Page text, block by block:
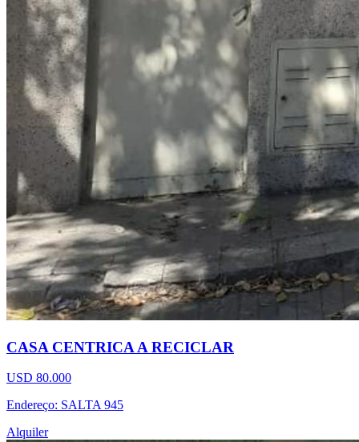
CASA CENTRICA A RECICLAR
USD 80.000
Endereço: SALTA 945
Alquiler